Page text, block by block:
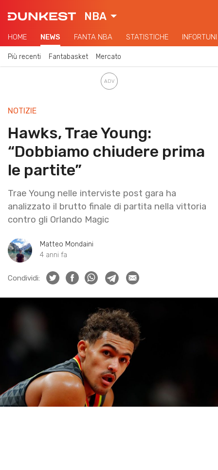
NBA
HOME NEWS FANTA NBA STATISTICHE INFORTUNI
Più recenti Fantabasket Mercato
NOTIZIE
Hawks, Trae Young:
“Dobbiamo chiudere prima
le partite”
Trae Young nelle interviste post gara ha
analizzato il brutto finale di partita nella vittoria
contro gli Orlando Magic
Matteo Mondaini
4 anni fa
Condividi: